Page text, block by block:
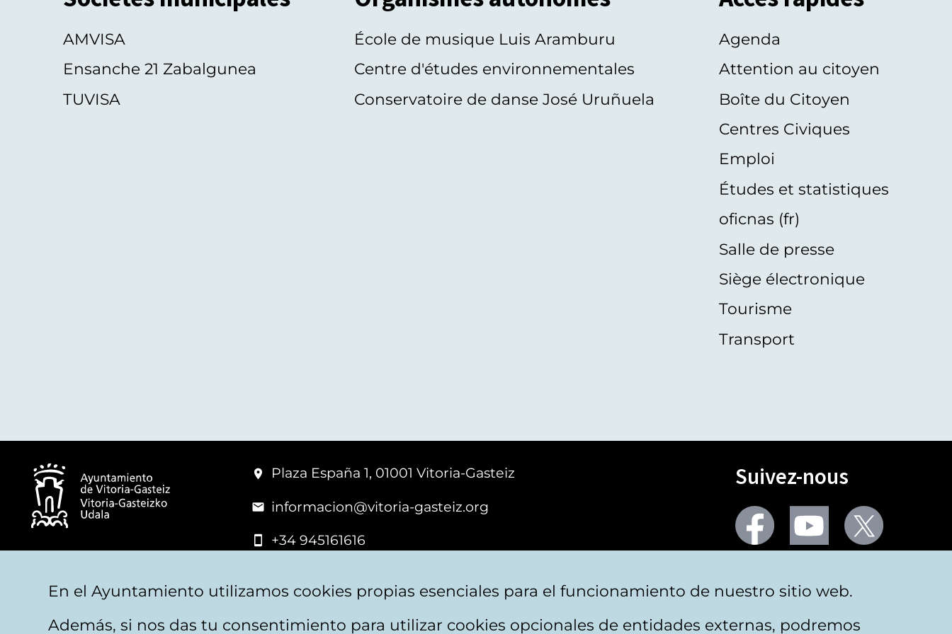
AMVISA
Ensanche 21 Zabalgunea
TUVISA
École de musique Luis Aramburu
Centre d'études environnementales
Conservatoire de danse José Uruñuela
Agenda
Attention au citoyen
Boîte du Citoyen
Centres Civiques
Emploi
Études et statistiques
oficnas (fr)
Salle de presse
Siège électronique
Tourisme
Transport
Plaza España 1, 01001 Vitoria-Gasteiz
informacion@vitoria-gasteiz.org
+34 945161616
Suivez-nous
Facebook Youtube
En el Ayuntamiento utilizamos cookies propias esenciales para el funcionamiento de nuestro sitio web.
Además, si nos das tu consentimiento para utilizar cookies opcionales de entidades externas, podremos